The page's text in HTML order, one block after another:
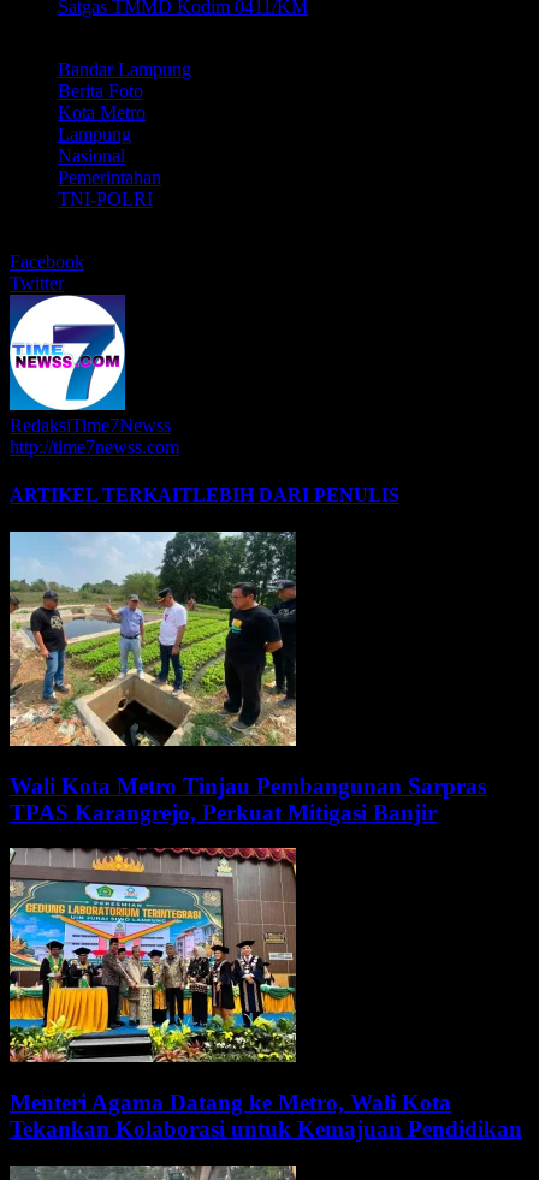
Satgas TMMD Kodim 0411/KM
Bandar Lampung
Berita Foto
Kota Metro
Lampung
Nasional
Pemerintahan
TNI-POLRI
Facebook
Twitter
RedaksiTime7Newss
http://time7newss.com
ARTIKEL TERKAITLEBIH DARI PENULIS
Wali Kota Metro Tinjau Pembangunan Sarpras
TPAS Karangrejo, Perkuat Mitigasi Banjir
Menteri Agama Datang ke Metro, Wali Kota
Tekankan Kolaborasi untuk Kemajuan Pendidikan